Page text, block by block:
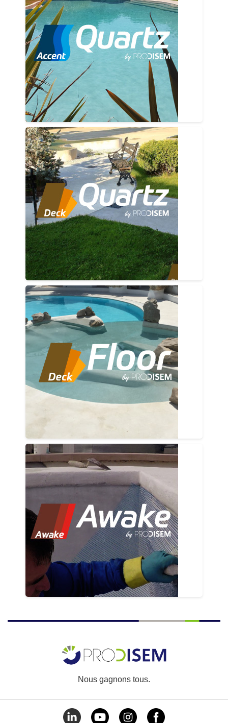
Nous gagnons tous.